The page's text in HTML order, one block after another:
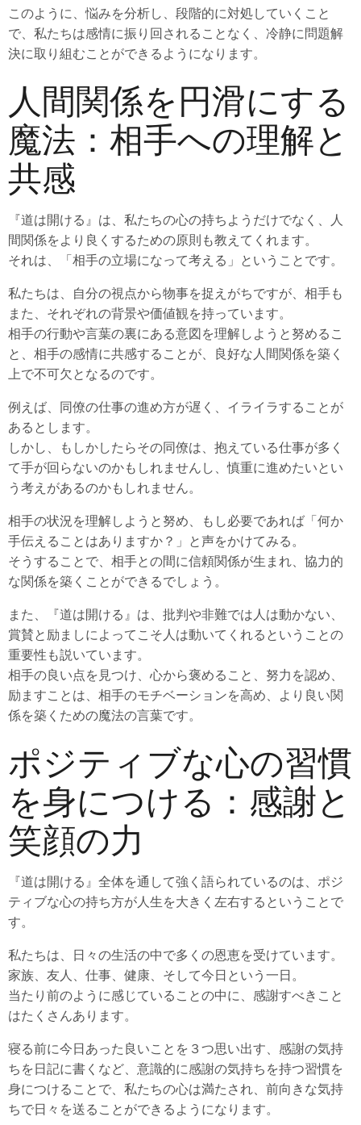
このように、悩みを分析し、段階的に対処していくこと
で、私たちは感情に振り回されることなく、冷静に問題解
決に取り組むことができるようになります。
人間関係を円滑にする
魔法：相手への理解と
共感
『道は開ける』は、私たちの心の持ちようだけでなく、人
間関係をより良くするための原則も教えてくれます。
それは、「相手の立場になって考える」ということです。
私たちは、自分の視点から物事を捉えがちですが、相手も
また、それぞれの背景や価値観を持っています。
相手の行動や言葉の裏にある意図を理解しようと努めるこ
と、相手の感情に共感することが、良好な人間関係を築く
上で不可欠となるのです。
例えば、同僚の仕事の進め方が遅く、イライラすることが
あるとします。
しかし、もしかしたらその同僚は、抱えている仕事が多く
て手が回らないのかもしれませんし、慎重に進めたいとい
う考えがあるのかもしれません。
相手の状況を理解しようと努め、もし必要であれば「何か
手伝えることはありますか？」と声をかけてみる。
そうすることで、相手との間に信頼関係が生まれ、協力的
な関係を築くことができるでしょう。
また、『道は開ける』は、批判や非難では人は動かない、
賞賛と励ましによってこそ人は動いてくれるということの
重要性も説いています。
相手の良い点を見つけ、心から褒めること、努力を認め、
励ますことは、相手のモチベーションを高め、より良い関
係を築くための魔法の言葉です。
ポジティブな心の習慣
を身につける：感謝と
笑顔の力
『道は開ける』全体を通して強く語られているのは、ポジ
ティブな心の持ち方が人生を大きく左右するということで
す。
私たちは、日々の生活の中で多くの恩恵を受けています。
家族、友人、仕事、健康、そして今日という一日。
当たり前のように感じていることの中に、感謝すべきこと
はたくさんあります。
寝る前に今日あった良いことを３つ思い出す、感謝の気持
ちを日記に書くなど、意識的に感謝の気持ちを持つ習慣を
身につけることで、私たちの心は満たされ、前向きな気持
ちで日々を送ることができるようになります。